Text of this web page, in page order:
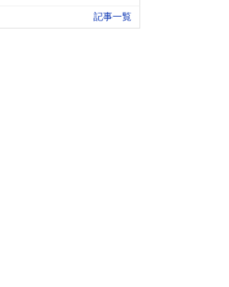
記事一覧